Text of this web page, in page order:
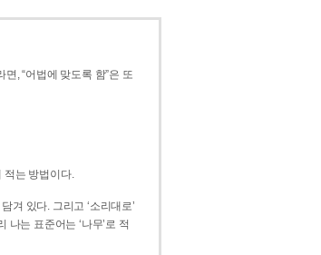
, “어법에 맞도록 함”은 또
적는 방법이다.
겨 있다. 그리고 ‘소리대로’